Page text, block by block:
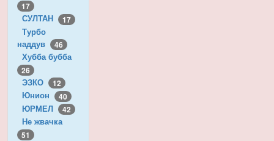
17
СУЛТАН 17
Турбо
наддув
46
Хубба бубба
26
ЭЗКО 12
Юнион 40
ЮРМЕЛ 42
Не жвачка
51